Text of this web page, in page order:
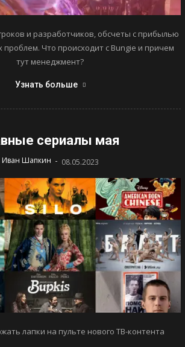
и разработчиков, обсчеты с прибылью
проблем. Что происходит с Bungie и причем
тут менеджмент?
Узнать больше
сериалы мая
Иван Шапкин - 08.05.2023
лапки на пульте нового ТВ-контента